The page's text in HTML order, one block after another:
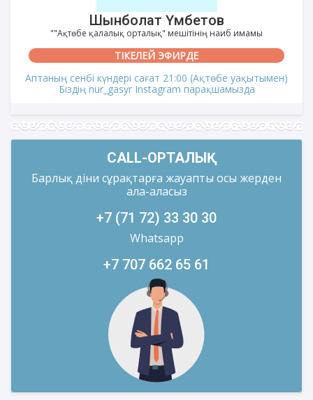
Нұрбол Смағұлов
""Нұр Ғасыр" облыстық мешітінің наиб имамы
ТІКЕЛЕЙ ЭФИРДЕ
Аптаның сәрсенбі күндері сағат 21:00 (Ақтөбе
уақытымен)
Біздің nur_gasyr Instagram парақшамызда
CALL-ОРТАЛЫҚ
Барлық діни сұрақтарға жауапты осы жерден
ала-аласыз
+7 (71 72) 33 30 30
Whatsapp
+7 707 662 65 61